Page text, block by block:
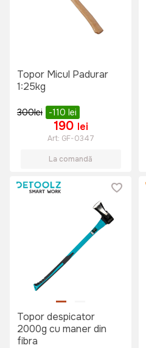
Topor Micul Padurar
1:25kg
300lei -110 lei
190 lei
Art: GF-0347
La comandă
Topor despicator
2000g cu maner din
fibra